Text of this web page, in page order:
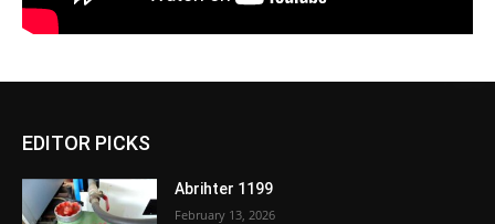
EDITOR PICKS
Abrihter 1199
February 13, 2026